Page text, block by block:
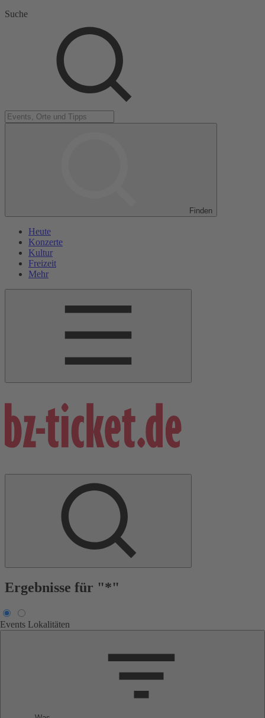
Suche
Finden
Heute
Konzerte
Kultur
Freizeit
Mehr
Ergebnisse für "*"
Events Lokalitäten